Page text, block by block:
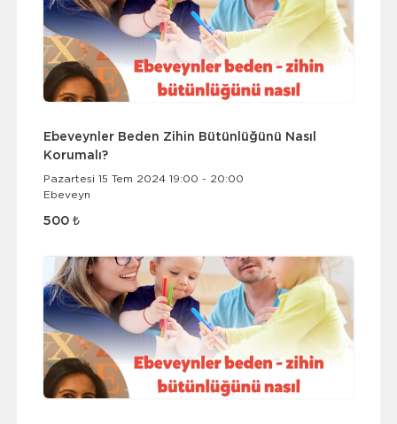
Ebeveynler Beden Zihin Bütünlüğünü Nasıl
Korumalı?
Pazartesi 15 Tem 2024 19:00 - 20:00
Ebeveyn
500 ₺